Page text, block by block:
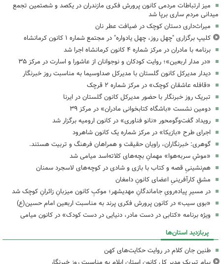
میز ارتباطات مردمی کانون پرورش فکری مازندران در یکصد و شصتمین تجمع
میدانی مردم ساری برپا شد
میراث‌داری دستان کوچک در ضیافت عطر نان
کلیپ برگزاری "چهل روز، چهل یادواره" در مجتمع شماره ۱ کانون کرمانشاه
برنامه با مادران در مرکز شماره ۴ کانون کرمانشاه اجرا شد
«در مدار اربعین»؛ روایت کودکان و نوجوانان از عاشورا و اسارت در مرکز ۳۵
دیدار مدیرکل کانون گلستان با مدیرکل صداوسیما به مناسبت روز خبرنگار
«قافله عاشقان کوچک» در مرکز شماره ۲ قرچک
تبریک روز خبرنگار با حضور مدیرکل کانون گلستان در ایرنا
دومین نشست «باشگاه کتابخوانی مادران» در مرکز ۳۹
رویداد گفت‌وگومحور «نانو فناوری» در کانون ارومیه برگزار شد
اجرای طرح «بازیکا» در مرکز شماره یک کانون شاهرود
گوهری: خبرنگاران، راویان حقیقت و همراهان فرهنگ و تربیت هستند.
«موشِ سربه‌هوا» مهمانِ بچه‌های کلاته‌اسد میامی شد
هم‌نشینیِ قصه و کتاب با بازی و شادی در کوچه‌های لاسجرد سمنان
مشقِ کارآفرینیِ اعضای کانونِ دامغان
در مسیرِ پیاده‌رویِ جاماندگانِ مهدیشهر؛ موکبِ کانون میزبانِ زائرانِ کوچک شد
«بوی سیب» در کانون پرورش فکری پرند به مناسبت اربعین امام حسین(ع)
ویژه برنامه «کتابی در دست مادر، دنیایی در دست کودک» در کانون میامی
پربازدید استان‌ها
طنین جان کلام در روایت حکایت‌های کهن